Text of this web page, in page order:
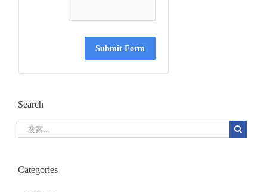
Submit Form
Search
Categories